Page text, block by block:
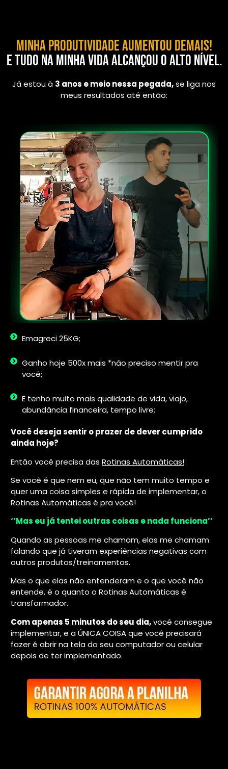
Minha produtividade aumentou demais!
E tudo na minha vida alcançou o alto nível.
Já estou à 3 anos e meio nessa pegada,se liga nos
meus resultados até então:
Emagreci 25KG;
Ganho hoje 500x mais *não preciso mentir pra
você;
E tenho muito mais qualidade de vida, viajo,
abundância financeira, tempo livre;
Você deseja sentir o prazer de dever cumprido
ainda hoje?
Então você precisa das Rotinas Automáticas!
Se você é que nem eu, que não tem muito tempo e
quer uma coisa simples e rápida de implementar, o
Rotinas Automáticas é pra você!
‘’Mas eu já tentei outras coisas e nada funciona’’
Quando as pessoas me chamam, elas me chamam
falando que já tiveram experiências negativas com
outros produtos/treinamentos.
Mas o que elas não entenderam e o que você não
entende, é o quanto o Rotinas Automáticas é
transformador.
Com apenas 5 minutos do seu dia,você consegue
implementar, e a ÚNICA COISA que você precisará
fazer é abrir na tela do seu computador ou celular
depois de ter implementado.